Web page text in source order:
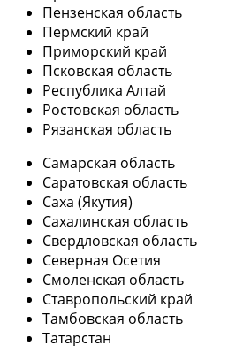
Пензенская область
Пермский край
Приморский край
Псковская область
Республика Алтай
Ростовская область
Рязанская область
Самарская область
Саратовская область
Саха (Якутия)
Сахалинская область
Свердловская область
Северная Осетия
Смоленская область
Ставропольский край
Тамбовская область
Татарстан